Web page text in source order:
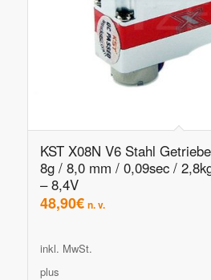
KST X08N V6 Stahl
8g / 8,0 mm / 0,09sec /
– 8,4V
48,90€ n. v.
inkl. MwSt.
plus